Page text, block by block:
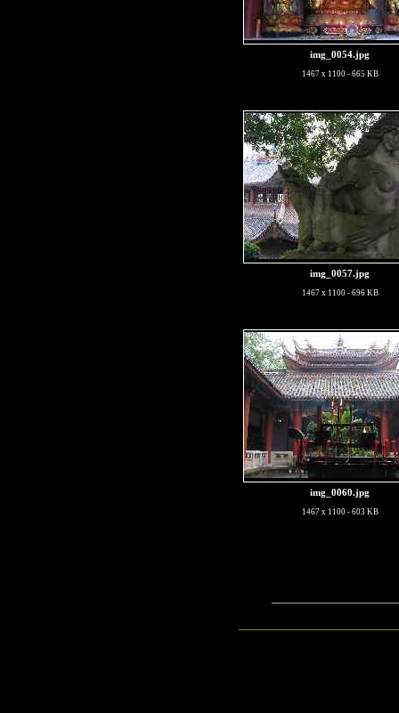
img_0054.jpg
1467 x 1100 - 665 KB
img_0057.jpg
1467 x 1100 - 696 KB
img_0060.jpg
1467 x 1100 - 603 KB